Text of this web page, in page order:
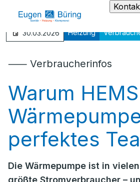
30.03.2026 Heizung
⸺ Verbraucherinfos
Warum
perfektes
Die Wärmepumpe ist in
größte Stromverbraucher –